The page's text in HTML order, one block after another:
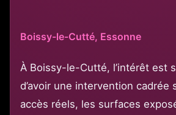
Boissy-le-Cutté, Essonne
À Boissy-le-Cutté, l’intérêt est
d’avoir une intervention cadrée
accès réels, les surfaces